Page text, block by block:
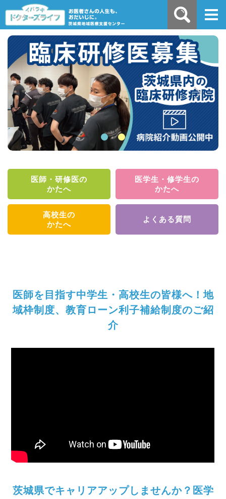
医師・研修医の
かたへ
医学生・修学生の
かたへ
高校生の
かたへ
よくある質問
医師を目指す中学生・高校生の皆様へ！地
域枠制度、教育ローン利子補給制度のご紹
介
茨城県でキャリアアップしませんか？ 医学